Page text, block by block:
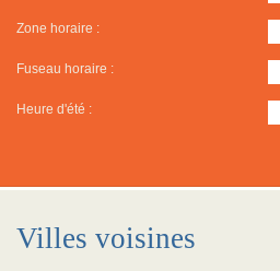
Zone horaire :
Fuseau horaire :
Heure d'été :
Villes voisines